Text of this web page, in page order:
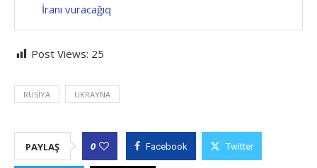
İranı vuracağıq
Post Views: 25
RUSIYA UKRAYNA
PAYLAŞ 0 Facebook Twitter